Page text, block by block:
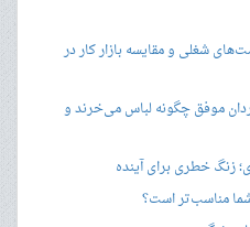
شغلی و مقایسه بازار کار در
موفق چگونه لباس می‌خرند و
زنگ خطری برای آینده
شما مناسب‌تر است؟